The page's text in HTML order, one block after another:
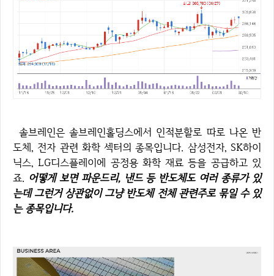
솔브레인은 솔브레인홀딩스에서 인적분할로 따로 나온 반
도체, 전자 관련 화학 섹터의 종목입니다. 삼성전자, SK하이
닉스, LG디스플레이에 공정용 화학 재료 등을 공급하고 있
죠. 어떻게 보면 파운드리, 낸드 등 반도체도 여러 종류가 있
는데 그런거 상관없이 그냥 반도체 전체 관련주로 묶일 수 있
는 종목입니다.